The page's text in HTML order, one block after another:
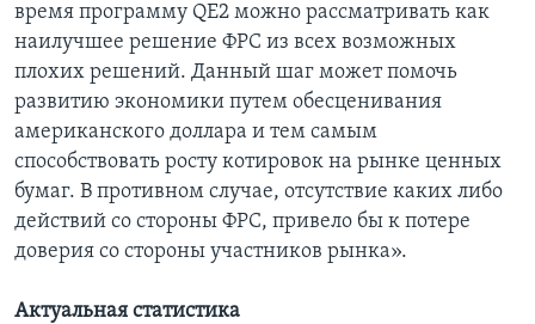
время программу QE2 можно рассматривать как
наилучшее решение ФРС из всех возможных
плохих решений. Данный шаг может помочь
развитию экономики путем обесценивания
американского доллара и тем самым
способствовать росту котировок на рынке ценных
бумаг. В противном случае, отсутствие каких либо
действий со стороны ФРС, привело бы к потере
доверия со стороны участников рынка».
Актуальная статистика